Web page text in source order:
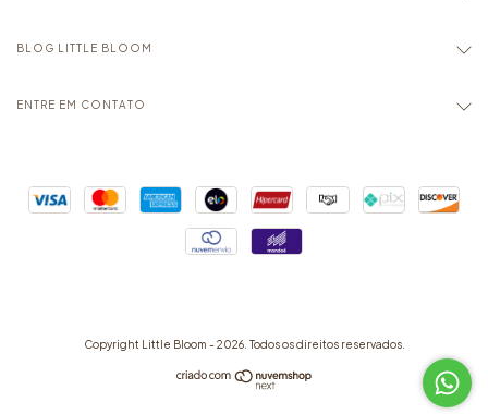
BLOG LITTLE BLOOM
ENTRE EM CONTATO
Copyright Little Bloom - 2026. Todos os direitos reservados.